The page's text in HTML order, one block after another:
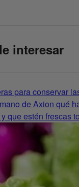
interesar
para conservar
de Axion qué
que estén frescas